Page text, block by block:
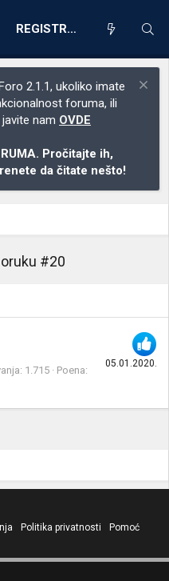
REGISTRACIJA
2.1.1, ukoliko imate
foruma, ili
nam OVDE
Pročitajte ih,
da čitate nešto!
#20
05.01.2020.
1.715
Poena
Politika privatnosti
Pomoć